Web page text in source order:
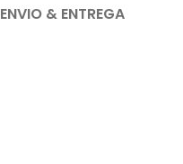
ENVIO & ENTREGA